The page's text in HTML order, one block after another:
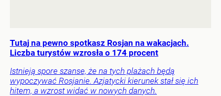
Tutaj na pewno spotkasz Rosjan na wakacjach.
Liczba turystów wzrosła o 174 procent
Istnieją spore szanse, że na tych plażach będą
wypoczywać Rosjanie. Azjatycki kierunek stał się ich
hitem, a wzrost widać w nowych danych.